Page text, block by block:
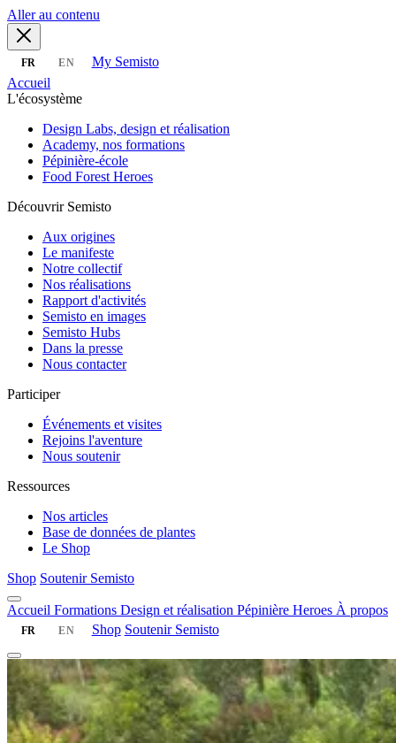
Aller au contenu
FR EN
My Semisto
Accueil
L'écosystème
Design Labs, design et réalisation
Academy, nos formations
Pépinière-école
Food Forest Heroes
Découvrir Semisto
Aux origines
Le manifeste
Notre collectif
Nos réalisations
Rapport d'activités
Semisto en images
Semisto Hubs
Dans la presse
Nous contacter
Participer
Événements et visites
Rejoins l'aventure
Nous soutenir
Ressources
Nos articles
Base de données de plantes
Le Shop
Shop Soutenir Semisto
Accueil Formations Design et réalisation Pépinière Heroes À propos
FR EN Shop Soutenir Semisto